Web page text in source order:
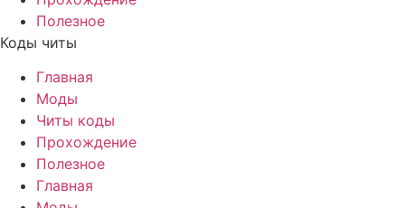
Полезное
Коды читы
Главная
Моды
Читы коды
Прохождение
Полезное
Главная